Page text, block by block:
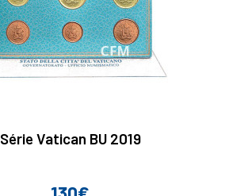
Série Vatican BU 2019
Prix